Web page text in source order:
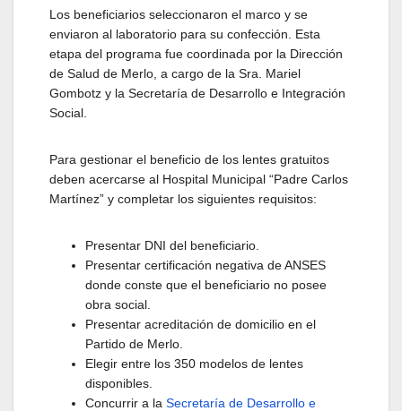
Los beneficiarios seleccionaron el marco y se
enviaron al laboratorio para su confección. Esta
etapa del programa fue coordinada por la Dirección
de Salud de Merlo, a cargo de la Sra. Mariel
Gombotz y la Secretaría de Desarrollo e Integración
Social.
Para gestionar el beneficio de los lentes gratuitos
deben acercarse al Hospital Municipal “Padre Carlos
Martínez” y completar los siguientes requisitos:
Presentar DNI del beneficiario.
Presentar certificación negativa de ANSES
donde conste que el beneficiario no posee
obra social.
Presentar acreditación de domicilio en el
Partido de Merlo.
Elegir entre los 350 modelos de lentes
disponibles.
Concurrir a la Secretaría de Desarrollo e